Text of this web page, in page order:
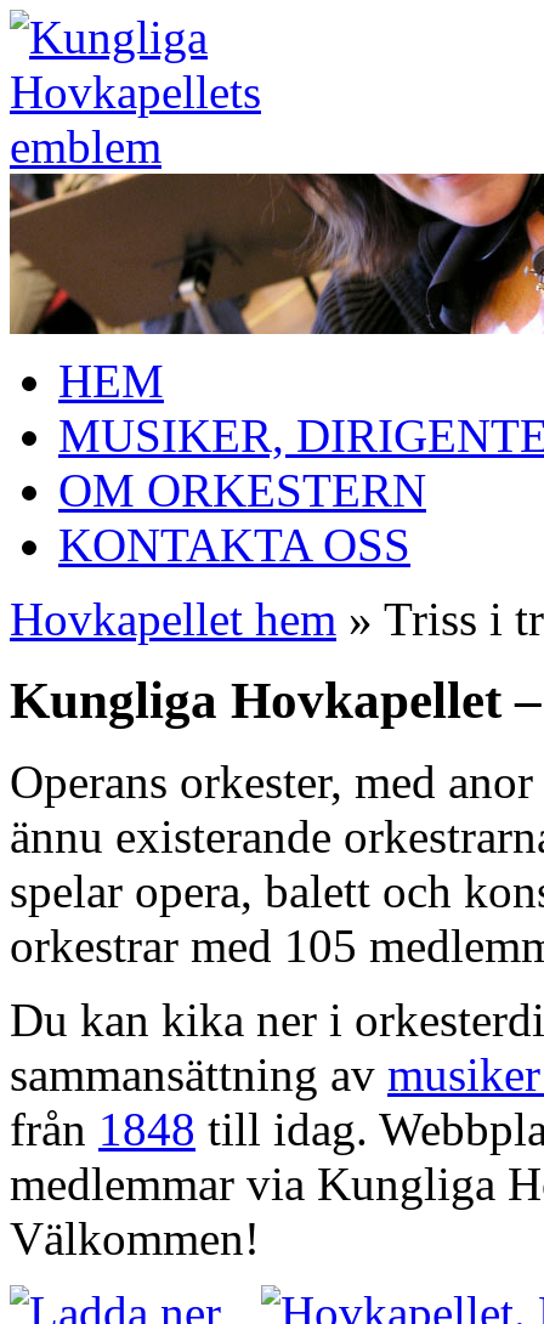
HEM
MUSIKER,
OM ORKESTERN
KONTAKTA OSS
Hovkapellet hem » Triss i
Kungliga Hovkapellet
Operans orkester, med
ännu existerande
spelar opera, balett och
orkestrar med 105
Du kan kika ner i
sammansättning av
från 1848 till idag.
medlemmar via Kungliga
Välkommen!